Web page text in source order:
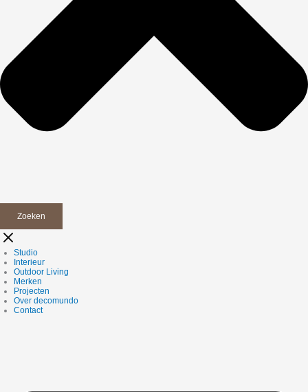
Zoeken
Studio
Interieur
Outdoor Living
Merken
Projecten
Over decomundo
Contact